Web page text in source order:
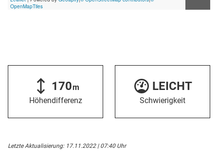
170m
Höhendifferenz
LEICHT
Schwierigkeit
Letzte Aktualisierung: 17.11.2022 | 07:40 Uhr